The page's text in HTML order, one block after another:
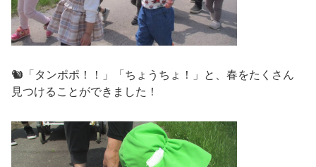
🐿「タンポポ！！」「ちょうちょ！」と、春をたくさん
見つけることができました！